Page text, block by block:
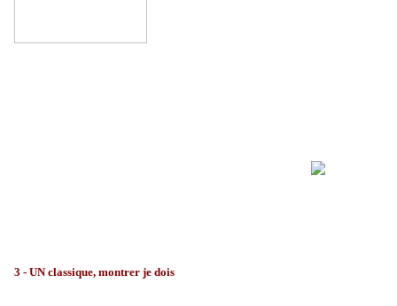
3 - UN classique, montrer je dois